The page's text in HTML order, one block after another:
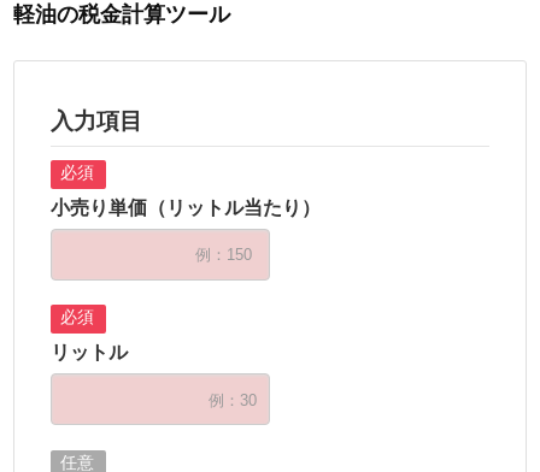
軽油の税金計算ツール
入力項目
小売り単価（リットル当たり）
リットル